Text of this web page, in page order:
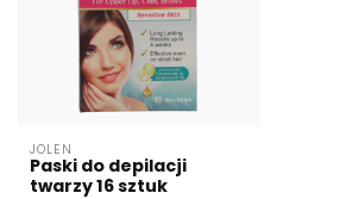
JOLEN
Paski do depilacji
twarzy 16 sztuk